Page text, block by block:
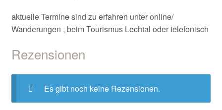
aktuelle Termine sind zu erfahren unter online/
Wanderungen , beim Tourismus Lechtal oder telefonisch
Rezensionen
Es gibt noch keine Rezensionen.